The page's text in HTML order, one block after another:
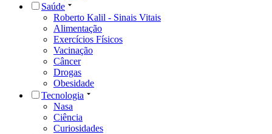
Saúde
Roberto Kalil - Sinais Vitais
Alimentação
Exercícios Físicos
Vacinação
Câncer
Drogas
Obesidade
Tecnologia
Nasa
Ciência
Curiosidades